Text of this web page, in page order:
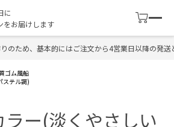
に
をお届けします
ため、基本的にはご注文から4営業日以降の発送
ゴム風船
ステル調)
ー(淡くやさしい